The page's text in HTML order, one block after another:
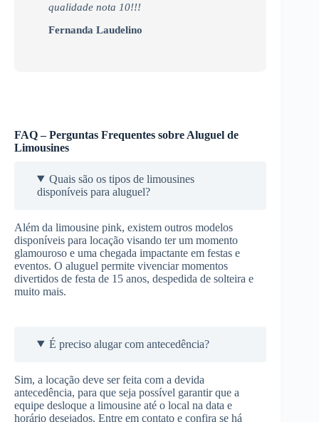
qualidade nota 10!!!
Fernanda Laudelino
FAQ – Perguntas Frequentes sobre Aluguel de
Limousines
Quais são os tipos de limousines
disponíveis para aluguel?
Além da limousine pink, existem outros modelos
disponíveis para locação visando ter um momento
glamouroso e uma chegada impactante em festas e
eventos. O aluguel permite vivenciar momentos
divertidos de festa de 15 anos, despedida de solteira e
muito mais.
É preciso alugar com antecedência?
Sim, a locação deve ser feita com a devida
antecedência, para que seja possível garantir que a
equipe desloque a limousine até o local na data e
horário desejados. Entre em contato e confira se há